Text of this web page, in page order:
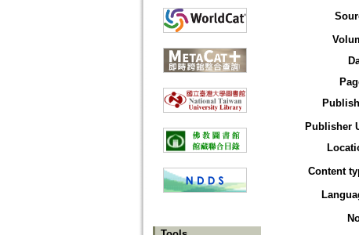
Publisher
Content